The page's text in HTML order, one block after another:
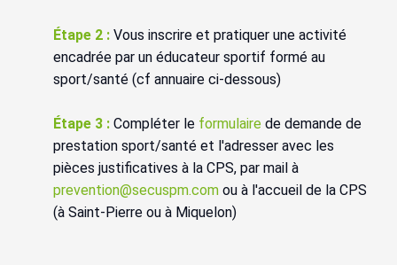
Étape 2 : Vous inscrire et pratiquer une activité
encadrée par un éducateur sportif formé au
sport/santé (cf annuaire ci-dessous)
Étape 3 : Compléter le formulaire de demande de
prestation sport/santé et l'adresser avec les
pièces justificatives à la CPS, par mail à
prevention@secuspm.com ou à l'accueil de la CPS
(à Saint-Pierre ou à Miquelon)